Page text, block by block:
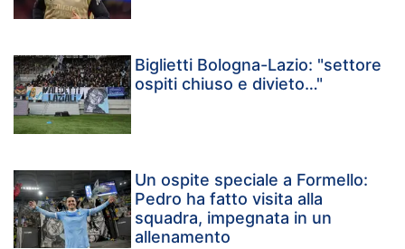
Biglietti Bologna-Lazio: "settore
ospiti chiuso e divieto…"
Un ospite speciale a Formello:
Pedro ha fatto visita alla
squadra, impegnata in un
allenamento